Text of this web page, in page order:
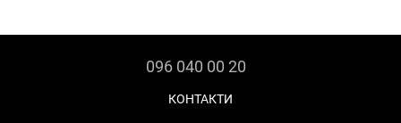
096 040 00 20
КОНТАКТИ